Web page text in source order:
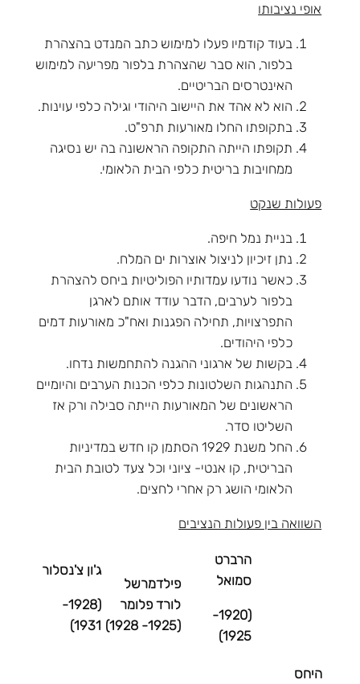
אופי נציבותו
בעוד קודמיו פעלו למימוש כתב המנדט בהצהרת
בלפור, הוא סבר שהצהרת בלפור מפריעה למימוש
האינטרסים הבריטיים.
הוא לא אהד את היישוב היהודי וגילה כלפי עוינות.
בתקופתו החלו מאורעות תרפ"ט.
תקופתו הייתה התקופה הראשונה בה יש נסיגה
ממחויבות בריטית כלפי הבית הלאומי.
פעולות שנקט
בניית נמל חיפה.
נתן זיכיון לניצול אוצרות ים המלח.
כאשר נודעו עמדותיו הפוליטיות ביחס להצהרת
בלפור לערבים, הדבר עודד אותם לארגן
התפרצויות, תחילה הפגנות ואח"כ מאורעות דמים
כלפי היהודים.
בקשות של ארגוני ההגנה להתחמשות נדחו.
התנהגות השלטונות כלפי הכנות הערבים והיומיים
הראשונים של המאורעות הייתה סבילה ורק אז
השליטו סדר.
החל משנת 1929 הסתמן קו חדש במדיניות
הבריטית, קו אנטי- ציוני וכל צעד לטובת הבית
הלאומי הושג רק אחרי לחצים.
השוואה בין פעולות הנציבים
הרברט
סמואל
(1920-
1925)
פילדמרשל
לורד פלומר
(1925- 1928)
ג'ון צ'נסלור
(1928-
1931)
היחס